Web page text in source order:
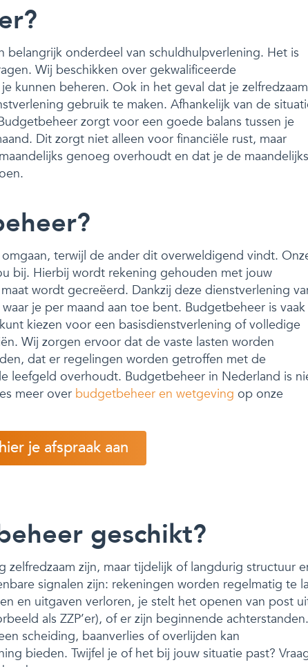
belangrijk onderdeel van schuldhulpverlening. Het is
Wij beschikken over gekwalificeerde
kunnen beheren. Ook in het geval dat je zelfredzaam
gebruik te maken. Afhankelijk van de
zorgt voor een goede balans tussen je
Dit zorgt niet alleen voor financiële rust, maar
genoeg overhoudt en dat je de
terwijl de ander dit overweldigend vindt.
bij. Hierbij wordt rekening gehouden met jouw
wordt gecreëerd. Dankzij deze dienstverlening
je per maand aan toe bent. Budgetbeheer is vaak
kiezen voor een basisdienstverlening of volledige
Wij zorgen ervoor dat de vaste lasten worden
dat er regelingen worden getroffen met de
leefgeld overhoudt. Budgetbeheer in Nederland is
meer over budgetbeheer en wetgeving op onze
je afspraak aan
geschikt?
zijn, maar tijdelijk of langdurig structuur
signalen zijn: rekeningen worden regelmatig te
en uitgaven verloren, je stelt het openen van post
als ZZP’er), of er zijn beginnende achterstanden.
scheiding, baanverlies of overlijden kan
bieden. Twijfel je of het bij jouw situatie past?